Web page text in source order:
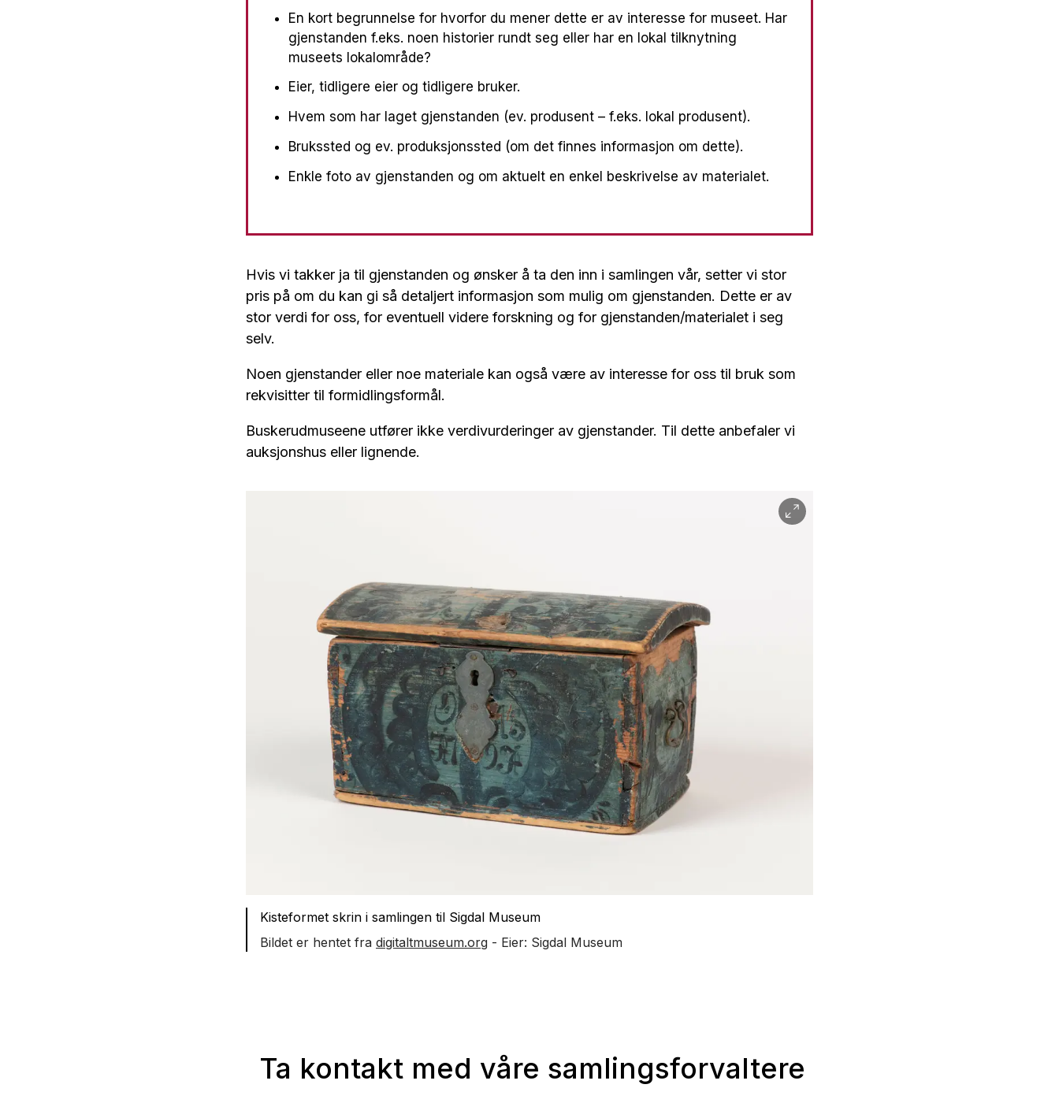
En kort begrunnelse for hvorfor du mener dette er av interesse for museet. Har
gjenstanden f.eks. noen historier rundt seg eller har en lokal tilknytning
museets lokalområde?
Eier, tidligere eier og tidligere bruker.
Hvem som har laget gjenstanden (ev. produsent – f.eks. lokal produsent).
Brukssted og ev. produksjonssted (om det finnes informasjon om dette).
Enkle foto av gjenstanden og om aktuelt en enkel beskrivelse av materialet.
Hvis vi takker ja til gjenstanden og ønsker å ta den inn i samlingen vår, setter vi stor
pris på om du kan gi så detaljert informasjon som mulig om gjenstanden. Dette er av
stor verdi for oss, for eventuell videre forskning og for gjenstanden/materialet i seg
selv.
Noen gjenstander eller noe materiale kan også være av interesse for oss til bruk som
rekvisitter til formidlingsformål.
Buskerudmuseene utfører ikke verdivurderinger av gjenstander. Til dette anbefaler vi
auksjonshus eller lignende.
Kisteformet skrin i samlingen til Sigdal Museum
Bildet er hentet fra digitaltmuseum.org - Eier: Sigdal Museum
Ta kontakt med våre samlingsforvaltere